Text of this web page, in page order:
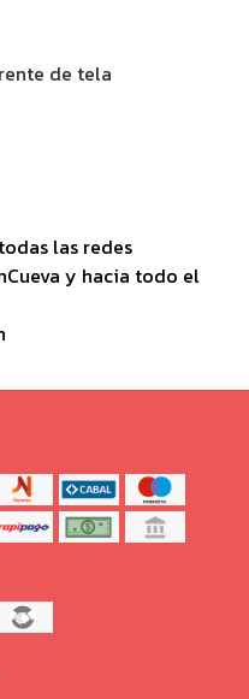
de tela
las redes
y hacia todo el